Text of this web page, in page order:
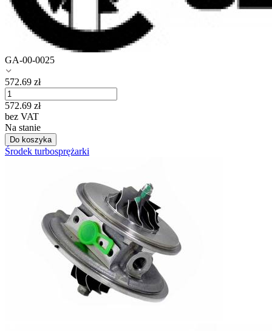
GA-00-0025
572.69 zł
572.69 zł
bez VAT
Na stanie
Do koszyka
Środek turbosprężarki